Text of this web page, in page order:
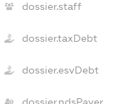
dossier.staff
dossier.taxDebt
dossier.esvDebt